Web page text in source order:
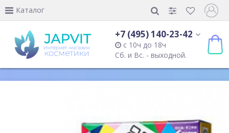
Каталог
+7 (495) 140-23-42
с 10ч до 18ч
Сб. и Вс. - выходной.